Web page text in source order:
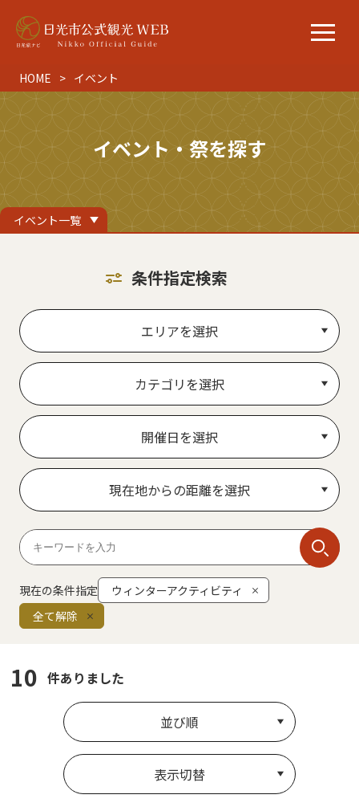
HOME イベント
イベント・祭を探す
イベント一覧
条件指定検索
エリアを選択
カテゴリを選択
開催日を選択
現在地からの距離を選択
現在の条件指定
ウィンターアクティビティ
全て解除
10 件ありました
並び順
表示切替